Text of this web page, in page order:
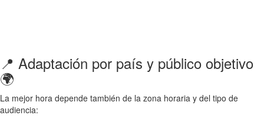
📍 Adaptación por país y público objetivo
🌍
La mejor hora depende también de la zona horaria y del tipo de
audiencia: